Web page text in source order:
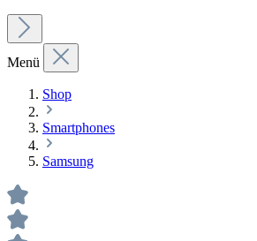
Menü
Shop
Smartphones
Samsung